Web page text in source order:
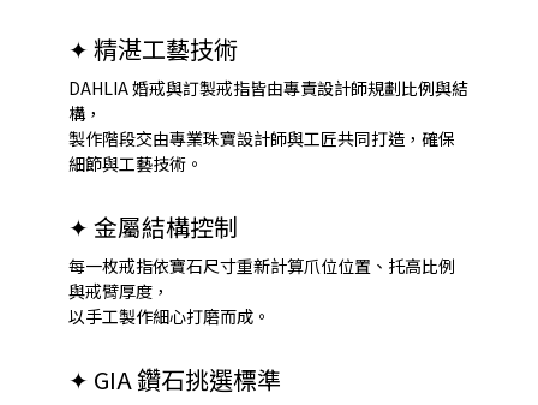
✦ 精湛工藝技術
DAHLIA 婚戒與訂製戒指皆由專責設計師規劃比例與結
構，
製作階段交由專業珠寶設計師與工匠共同打造，確保
細節與工藝技術。
✦ 金屬結構控制
每一枚戒指依寶石尺寸重新計算爪位位置、托高比例
與戒臂厚度，
以手工製作細心打磨而成。
✦ GIA 鑽石挑選標準